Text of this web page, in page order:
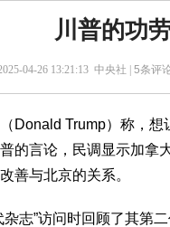
川普的功
04-26 13:21:13 中央社 | 5条评
Donald Trump）称，
的言论，民调显示加拿
善与北京的关系。
杂志”访问时回顾了其第